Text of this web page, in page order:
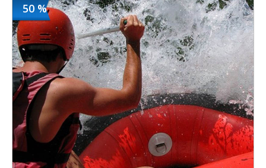
Kupljeno
5 kom.
1500 din
15000 din
50 %